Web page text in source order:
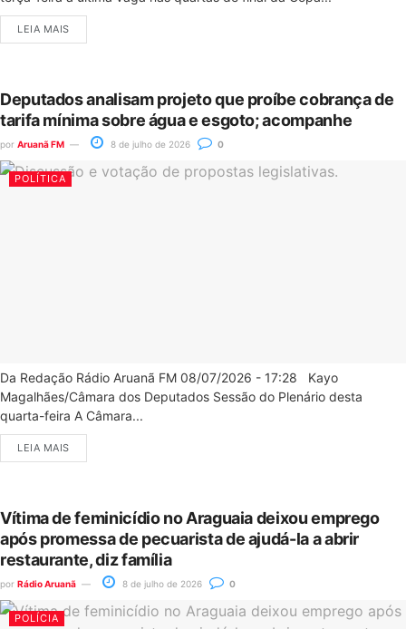
LEIA MAIS
Deputados analisam projeto que proíbe cobrança de
tarifa mínima sobre água e esgoto; acompanhe
por Aruanã FM 8 de julho de 2026 0
POLÍTICA
Da Redação Rádio Aruanã FM 08/07/2026 - 17:28 Kayo
Magalhães/Câmara dos Deputados Sessão do Plenário desta
quarta-feira A Câmara...
LEIA MAIS
Vítima de feminicídio no Araguaia deixou emprego
após promessa de pecuarista de ajudá-la a abrir
restaurante, diz família
por Rádio Aruanã 8 de julho de 2026 0
POLÍCIA